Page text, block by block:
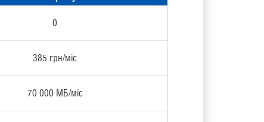
0
385 грн/міс
70 000 МБ/міс